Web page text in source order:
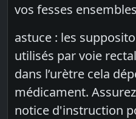
vos fesses
astuce : les
utilisés par voie
dans l’urètre cela
médicament.
notice d'instruction